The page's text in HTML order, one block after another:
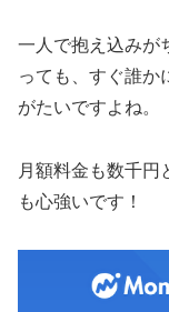
一人で抱え込みが
っても、すぐ誰か
がたいですよね。
月額料金も数千円
も心強いです！